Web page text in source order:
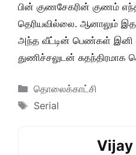
பின் குணசேகரின் குணம்
தெரியவில்லை. ஆனாலும்
அந்த வீட்டின் பெண்கள் இனி
துணிச்சலுடன் சுதந்திரமாக
Categories
தொலைக்காட்சி
Tags
Serial
Vijay